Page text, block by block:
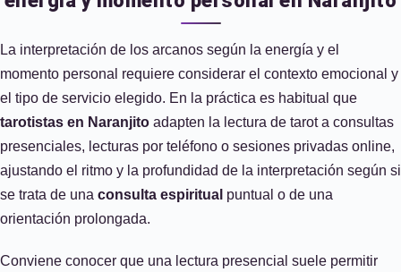
La interpretación de los arcanos según la energía y el
momento personal requiere considerar el contexto emocional y
el tipo de servicio elegido. En la práctica es habitual que
tarotistas en Naranjito adapten la lectura de tarot a consultas
presenciales, lecturas por teléfono o sesiones privadas online,
ajustando el ritmo y la profundidad de la interpretación según si
se trata de una consulta espiritual puntual o de una
orientación prolongada.
Conviene conocer que una lectura presencial suele permitir